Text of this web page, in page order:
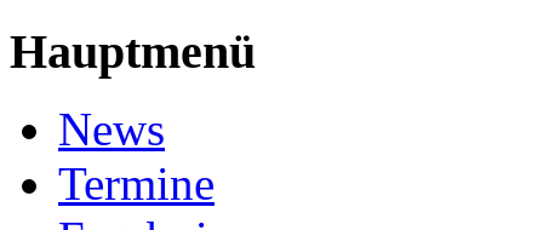
Hauptmenü
News
Termine